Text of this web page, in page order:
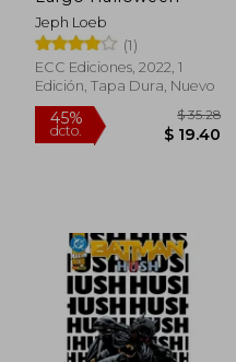
Jeph Loeb
(1)
ECC Ediciones, 2022, 1
Edición, Tapa Dura, Nuevo
45%
dcto. $ 19.40